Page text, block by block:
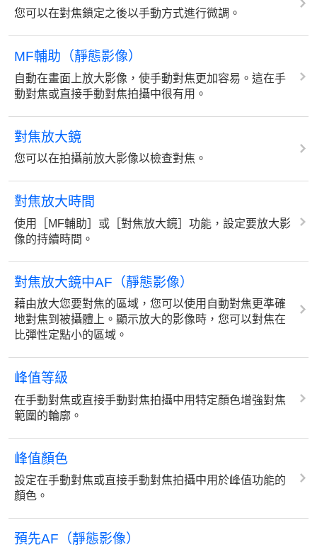
您可以在對焦鎖定之後以手動方式進行微調。
MF輔助（靜態影像）
自動在畫面上放大影像，使手動對焦更加容易。這在手
動對焦或直接手動對焦拍攝中很有用。
對焦放大鏡
您可以在拍攝前放大影像以檢查對焦。
對焦放大時間
使用［MF輔助］或［對焦放大鏡］功能，設定要放大影
像的持續時間。
對焦放大鏡中AF（靜態影像）
藉由放大您要對焦的區域，您可以使用自動對焦更準確
地對焦到被攝體上。顯示放大的影像時，您可以對焦在
比彈性定點小的區域。
峰值等級
在手動對焦或直接手動對焦拍攝中用特定顏色增強對焦
範圍的輪廓。
峰值顏色
設定在手動對焦或直接手動對焦拍攝中用於峰值功能的
顏色。
預先AF（靜態影像）